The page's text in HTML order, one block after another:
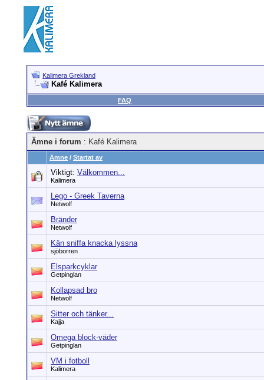
Kalimera Grekland
Kafé Kalimera
FAQ
Ämne i forum : Kafé Kalimera
Ämne / Startat av
Viktigt: Välkommen...
Kalimera
Lego - Greek Taverna
Netwolf
Bränder
Netwolf
Kän sniffa knacka lyssna
sjöborren
Elsparkcyklar
Getpinglan
Kollapsad bro
Netwolf
Sitter och tänker...
Kajja
Omega block-väder
Getpinglan
VM i fotboll
Kalimera